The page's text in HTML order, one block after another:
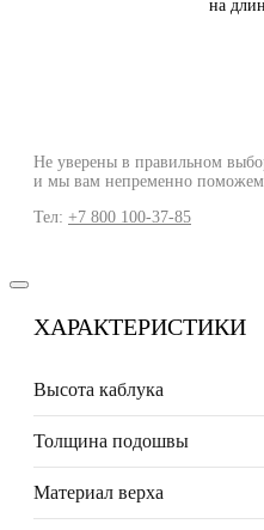
на
Не уверены в правильном
и мы вам непременно поможем
Тел: +7 800 100-37-85
ХАРАКТЕРИСТИКИ
Высота каблука
Толщина подошвы
Материал верха